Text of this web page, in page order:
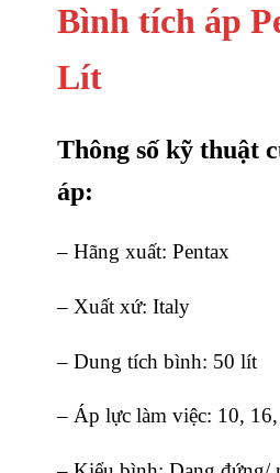
Bình tích áp
Lít
Thông số kỹ thuật
áp:
– Hãng xuất: Pentax
– Xuất xứ: Italy
– Dung tích bình: 50 lít
– Áp lực làm việc: 10,